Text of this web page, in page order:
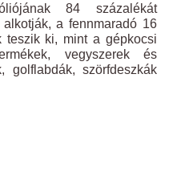
84 százalékát
a fennmaradó 16
teszik ki, mint a gépkocsi
vegyszerek és
golflabdák, szörfdeszkák